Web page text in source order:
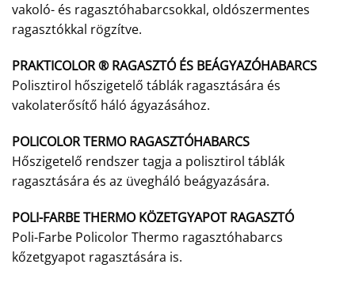
vakoló- és ragasztóhabarcsokkal, oldószermentes
ragasztókkal rögzítve.
PRAKTICOLOR ® RAGASZTÓ ÉS BEÁGYAZÓHABARCS
Polisztirol hőszigetelő táblák ragasztására és
vakolaterősítő háló ágyazásához.
POLICOLOR TERMO RAGASZTÓHABARCS
Hőszigetelő rendszer tagja a polisztirol táblák
ragasztására és az üvegháló beágyazására.
POLI-FARBE THERMO KÖZETGYAPOT RAGASZTÓ
Poli-Farbe Policolor Thermo ragasztóhabarcs
kőzetgyapot ragasztására is.